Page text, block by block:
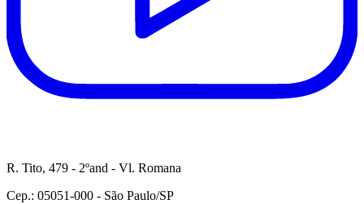
R. Tito, 479 - 2ºand - Vl. Romana
Cep.: 05051-000 - São Paulo/SP